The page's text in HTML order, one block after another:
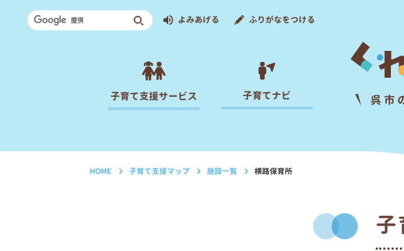
よみあげる ふりがなをつける
子育て支援サービス 子育てナビ
HOME 子育て支援マップ 施設一覧 横路保育所
子